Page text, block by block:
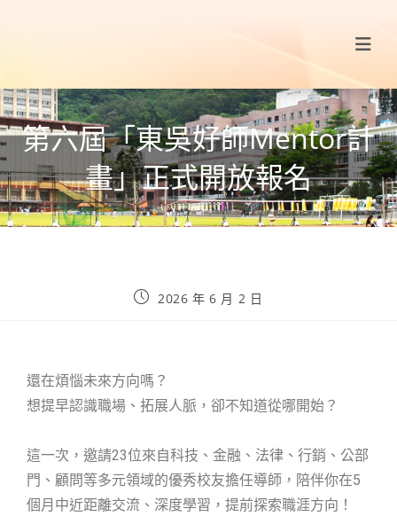
第六屆「東吳好師Mentor計
畫」正式開放報名
2026 年 6 月 2 日
還在煩惱未來方向嗎？
想提早認識職場、拓展人脈，卻不知道從哪開始？
這一次，邀請23位來自科技、金融、法律、行銷、公部
門、顧問等多元領域的優秀校友擔任導師，陪伴你在5
個月中近距離交流、深度學習，提前探索職涯方向！